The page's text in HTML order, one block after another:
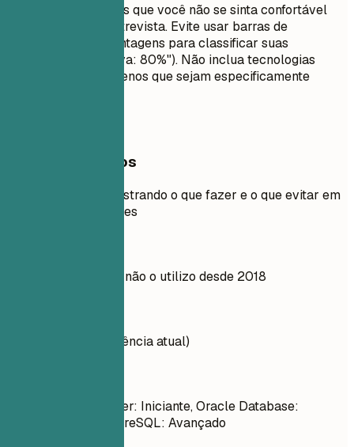
Não liste habilidades que você não se sinta confortável
em usar em uma entrevista. Evite usar barras de
progresso ou porcentagens para classificar suas
habilidades (ex: "Java: 80%"). Não inclua tecnologias
desatualizadas, a menos que sejam especificamente
Exemplos práticos
Exemplo prático mostrando o que fazer e o que evitar em
relação às habilidades
Protocolo AS2, mas não o utilizo desde 2018
Padrões X12 (proficiência atual)
Microsoft SQL Server: Iniciante, Oracle Database:
Intermediário, PostgreSQL: Avançado